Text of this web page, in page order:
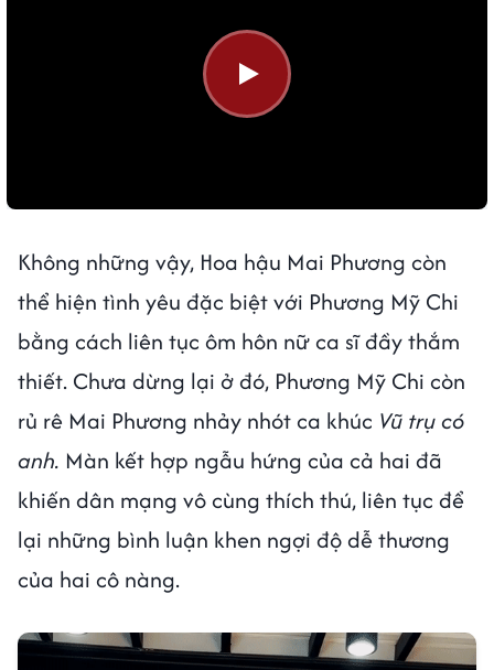
Không những vậy, Hoa hậu Mai Phương còn
thể hiện tình yêu đặc biệt với Phương Mỹ Chi
bằng cách liên tục ôm hôn nữ ca sĩ đầy thắm
thiết. Chưa dừng lại ở đó, Phương Mỹ Chi còn
rủ rê Mai Phương nhảy nhót ca khúc Vũ trụ có
anh. Màn kết hợp ngẫu hứng của cả hai đã
khiến dân mạng vô cùng thích thú, liên tục để
lại những bình luận khen ngợi độ dễ thương
của hai cô nàng.